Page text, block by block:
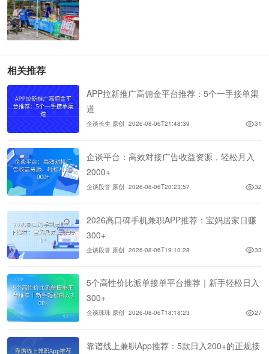
相关推荐
APP拉新推广高佣金平台推荐：5个一手接单渠
道
企谈长生 原创 2026-08-06T21:48:39 31
企谈平台：高效对接广告收益资源，轻松月入
2000+
企谈段誉 原创 2026-08-06T20:23:57 32
2026高口碑手机兼职APP推荐：宝妈居家日赚
300+
企谈段誉 原创 2026-08-06T19:10:28 33
5个高性价比派单接单平台推荐｜新手轻松日入
300+
企谈珠珠 原创 2026-08-06T18:18:23 27
靠谱线上兼职App推荐：5款日入200+的正规接